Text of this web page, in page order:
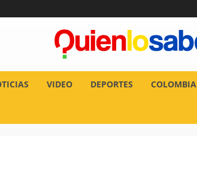
VIDEO DEPORTES COLOMBIA